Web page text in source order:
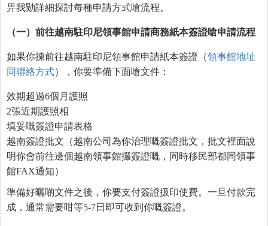
畀我勚詳細探討每種申請方式嗆流程。
（一）前往越南駐印尼領事館申請商務紙本簽證嗆申請流程
如果你揀前往越南駐印尼領事館申請紙本簽證（領事館地址
同聯絡方式），你要準備下面嗆文件：
效期超過6個月護照
2張近期護照相
填妥嘅簽證申請表格
越南簽證批文（越南公司為你治理嘅簽證批文，批文裡面說
明你會前往邊個越南領事館攞簽證嘅，同時移民部都同領事
館FAX通知）
準備好曬啲文件之後，你要支付簽證扱印使費。一旦付款完
成，通常需要咁等5-7日即可收到你嘅簽證。